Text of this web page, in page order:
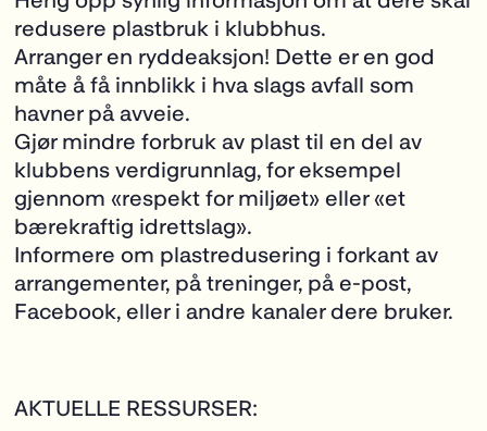
redusere plastbruk i klubbhus.
Arranger en ryddeaksjon! Dette er en god
måte å få innblikk i hva slags avfall som
havner på avveie.
Gjør mindre forbruk av plast til en del av
klubbens verdigrunnlag, for eksempel
gjennom «respekt for miljøet» eller «et
bærekraftig idrettslag».
Informere om plastredusering i forkant av
arrangementer, på treninger, på e-post,
Facebook, eller i andre kanaler dere bruker.
AKTUELLE RESSURSER: